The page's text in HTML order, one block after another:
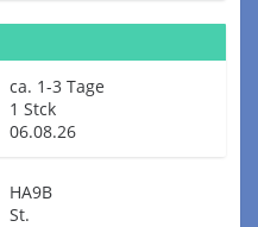
ca. 1-3 Tage
1 Stck
06.08.26
HA9B
St.